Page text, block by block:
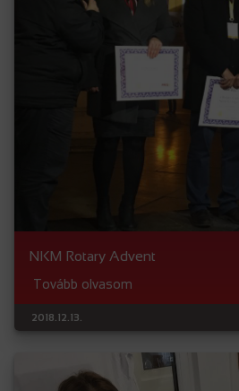
NKM Rotary Advent
Tovább olvasom
2018.12.13.